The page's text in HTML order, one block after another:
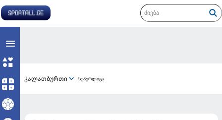
კალათბურთი სუპერლიგა